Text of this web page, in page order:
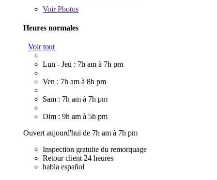
VoirPhotos
Heures normales
Voir tout
Lun - Jeu : 7h am à 7h pm
Ven : 7h am à 8h pm
Sam : 7h am à 7h pm
Dim : 9h am à 5h pm
Ouvert aujourd'hui de 7h am à 7h pm
Inspection gratuite du remorquage
Retour client 24 heures
habla español